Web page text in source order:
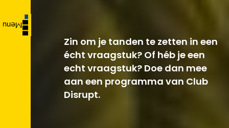
Menu
Zin om je tanden te zetten in een
écht vraagstuk? Of héb je een
echt vraagstuk? Doe dan mee
aan een programma van Club
Disrupt.